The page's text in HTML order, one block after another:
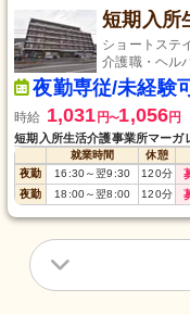
短期入所
ショートステ
介護職・ヘル
夜勤専従/未経験
時給 1,031 円〜1,056円
短期入所生活介護事業所マーガ
就業時間 休憩
夜勤
16:30～翌9:30 120分
夜勤 18:00～翌8:00 120分